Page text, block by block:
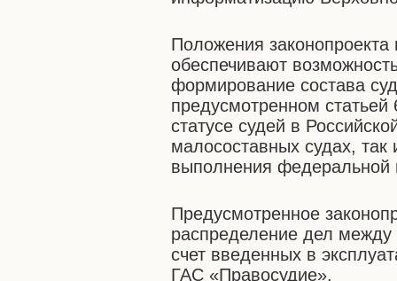
Положения законопроекта
обеспечивают
формирование состава
предусмотренном
статусе судей в
малосоставных судах,
выполнения федеральной
Предусмотренное
распределение дел между
счет введенных в
ГАС «Правосудие».